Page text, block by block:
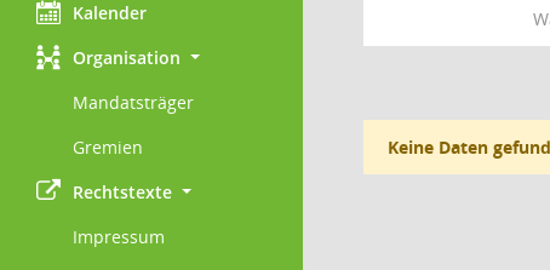
Kalender
Organisation
Mandatsträger
Gremien
Rechtstexte
Impressum
Keine Daten